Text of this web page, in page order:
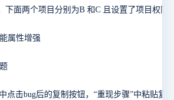
属性增强